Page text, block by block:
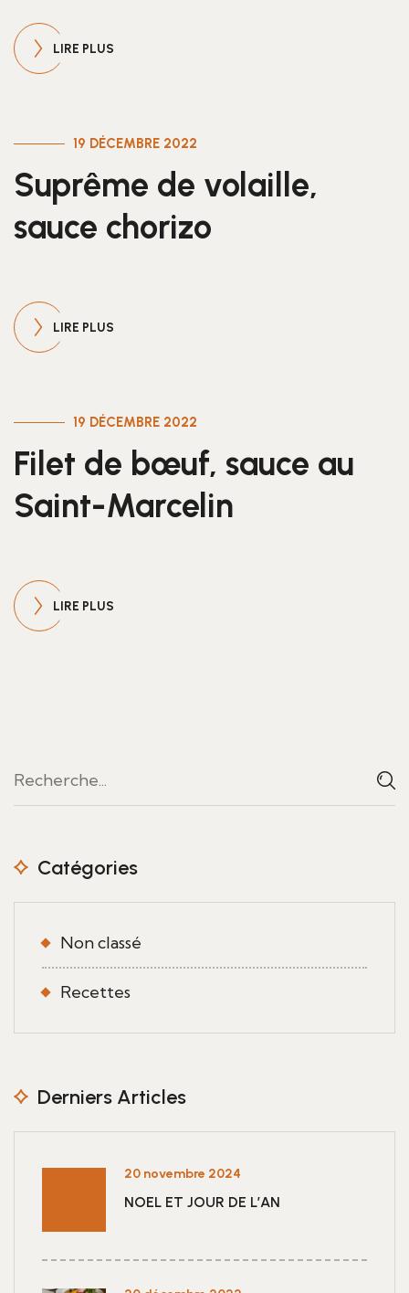
LIRE PLUS
19 DÉCEMBRE 2022
Suprême de volaille,
sauce chorizo
LIRE PLUS
19 DÉCEMBRE 2022
Filet de bœuf, sauce au
Saint-Marcelin
LIRE PLUS
Catégories
Non classé
Recettes
Derniers Articles
20 novembre 2024
NOEL ET JOUR DE L’AN